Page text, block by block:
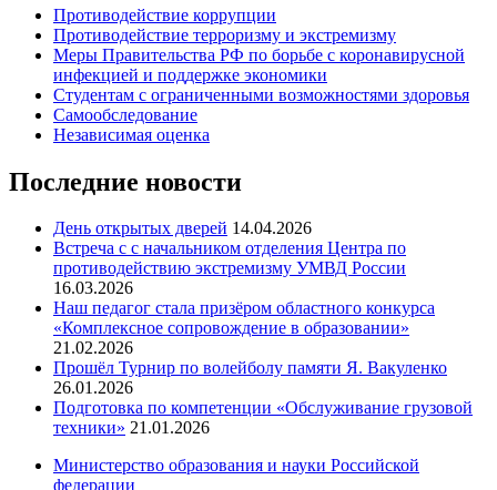
Противодействие коррупции
Противодействие терроризму и экстремизму
Меры Правительства РФ по борьбе с коронавирусной
инфекцией и поддержке экономики
Студентам с ограниченными возможностями здоровья
Самообследование
Независимая оценка
Последние новости
День открытых дверей 14.04.2026
Встреча с с начальником отделения Центра по
противодействию экстремизму УМВД России
16.03.2026
Наш педагог стала призёром областного конкурса
«Комплексное сопровождение в образовании»
21.02.2026
Прошёл Турнир по волейболу памяти Я. Вакуленко
26.01.2026
Подготовка по компетенции «Обслуживание грузовой
техники» 21.01.2026
Министерство образования и науки Российской
федерации